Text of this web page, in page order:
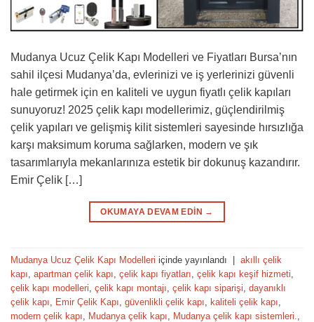
Mudanya Ucuz Çelik Kapı Modelleri ve Fiyatları Bursa’nın
sahil ilçesi Mudanya’da, evlerinizi ve iş yerlerinizi güvenli
hale getirmek için en kaliteli ve uygun fiyatlı çelik kapıları
sunuyoruz! 2025 çelik kapı modellerimiz, güçlendirilmiş
çelik yapıları ve gelişmiş kilit sistemleri sayesinde hırsızlığa
karşı maksimum koruma sağlarken, modern ve şık
tasarımlarıyla mekanlarınıza estetik bir dokunuş kazandırır.
Emir Çelik […]
OKUMAYA DEVAM EDIN →
Mudanya Ucuz Çelik Kapı Modelleri içinde yayınlandı | akıllı çelik
kapı apartman çelik kapı çelik kapı fiyatları çelik kapı keşif hizmeti
çelik kapı modelleri çelik kapı montajı çelik kapı siparişi dayanıklı
çelik kapı
Emir Çelik Kapı güvenlikli çelik kapı kaliteli çelik kapı
modern çelik kapı
Mudanya çelik kapı Mudanya çelik kapı sistemleri.